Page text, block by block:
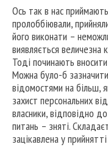
Ось так в нас
пролоббіювали,
його виконати –
виявляється величезна
Тоді починають
Можна було-б
відомостями на більш,
захист персональних
власники, відповідно
питань – зняті.
зацікавлена у